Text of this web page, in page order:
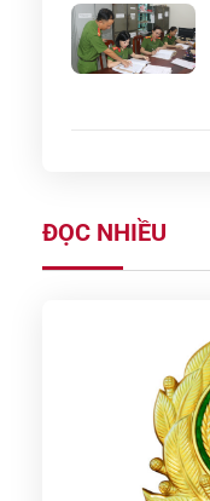
ĐỌC NHIỀU